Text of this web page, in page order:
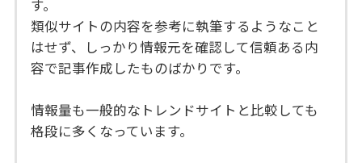
す。
類似サイトの内容を参考に執筆するようなこと
はせず、しっかり情報元を確認して信頼ある内
容で記事作成したものばかりです。
情報量も一般的なトレンドサイトと比較しても
格段に多くなっています。